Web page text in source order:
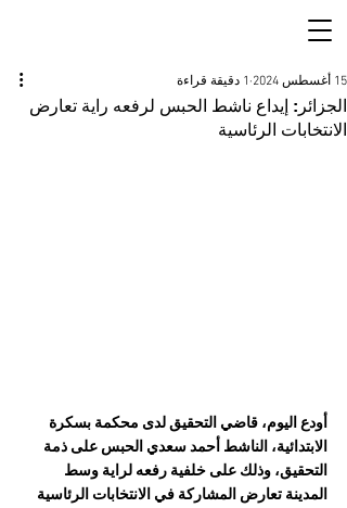
الجزائر: إيداع ناشط الحبس لرفعه راية تعارض
الانتخابات الرئاسية
15 أغسطس 2024 1 دقيقة قراءة
أودع اليوم، قاضي التحقيق لدى محكمة بسكرة
الابتدائية، الناشط أحمد سعدي الحبس على ذمة
التحقيق، وذلك على خلفية رفعه لراية وسط
المدينة تعارض المشاركة في الانتخابات الرئاسية